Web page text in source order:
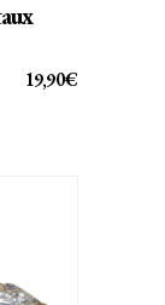
19,90€